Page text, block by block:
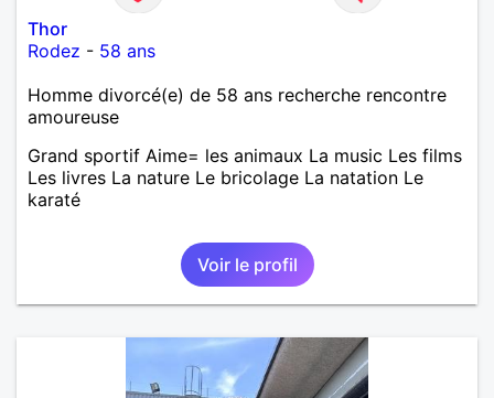
Thor
Rodez - 58 ans
Homme divorcé(e) de 58 ans recherche rencontre
amoureuse
Grand sportif Aime= les animaux La music Les films
Les livres La nature Le bricolage La natation Le
karaté
Voir le profil